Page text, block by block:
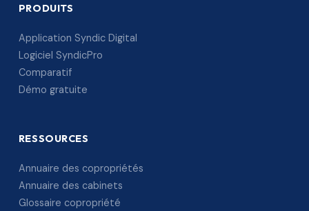
PRODUITS
Application Syndic Digital
Logiciel SyndicPro
Comparatif
Démo gratuite
RESSOURCES
Annuaire des copropriétés
Annuaire des cabinets
Glossaire copropriété